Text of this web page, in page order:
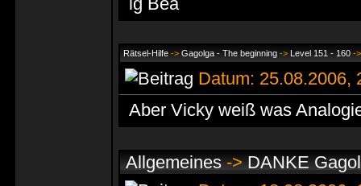
Rätsel-Hilfe -> Gagolga - The beginning -> Level 151 - 160 -
Datum:
Aber Vicky weiß was
Allgemeines->DANKE